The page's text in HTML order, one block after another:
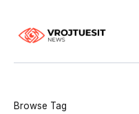
Browse Tag